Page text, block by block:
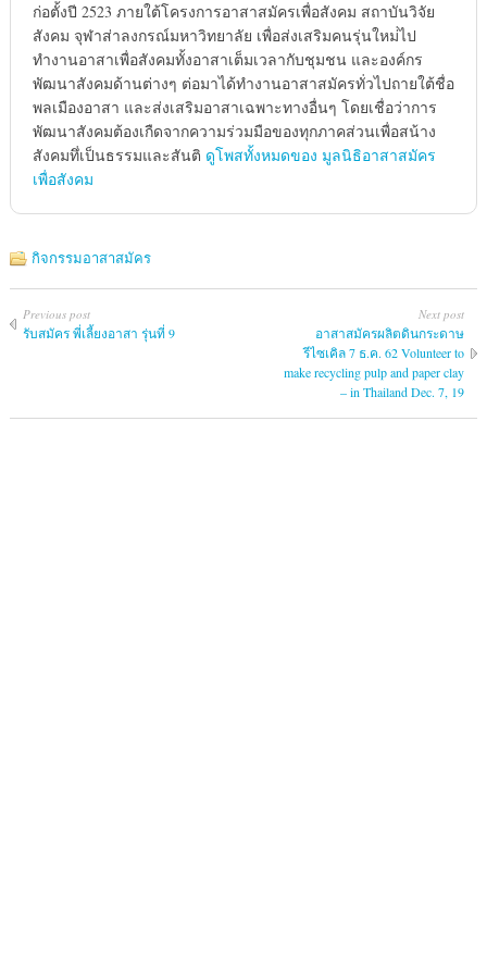
ก่อตั้งปี 2523 ภายใต้โครงการอาสาสมัครเพื่อสังคม สถาบันวิจัย
สังคม จุฬาส่าลงกรณ์มหาวิทยาลัย เพื่อส่งเสริมคนรุ่นใหม่่ไป
ทำงานอาสาเพื่อสังคมทั้งอาสาเต็มเวลากับชุมชน และองค์กร
พัฒนาสังคมด้านต่างๆ ต่อมาได้ทำงานอาสาสมัครทั่วไปถายใต้ชื่อ
พลเมืองอาสา และส่งเสริมอาสาเฉพาะทางอื่นๆ โดยเชื่อว่าการ
พัฒนาสังคมต้องเกืดจากความร่วมมือของทุกภาคส่วนเพื่อสน้าง
สังคมทึ่เป็นธรรมและสันติ ดูโพสทั้งหมดของ มูลนิธิอาสาสมัคร
เพื่อสังคม
กิจกรรมอาสาสมัคร
Previous post
รับสมัคร พี่เลี้ยงอาสา รุ่นที่ 9
Next post
อาสาสมัครผลิตดินกระดาษ
รีไซเคิล 7 ธ.ค. 62 Volunteer to
make recycling pulp and paper clay
– in Thailand Dec. 7, 19